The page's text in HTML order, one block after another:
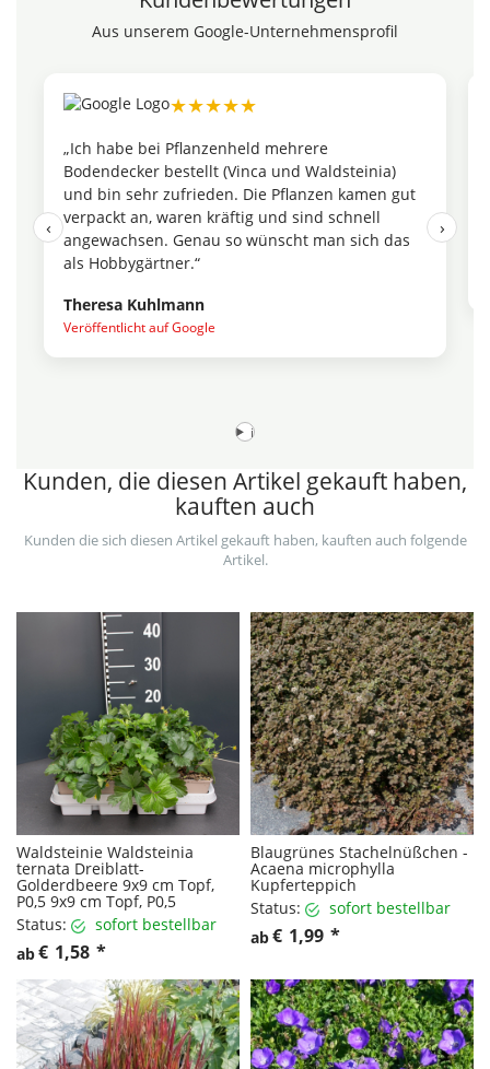
Aus unserem Google-Unternehmensprofil
★★★★★
„Ich habe bei Pflanzenheld mehrere
Bodendecker bestellt (Vinca und Waldsteinia)
und bin sehr zufrieden. Die Pflanzen kamen gut
verpackt an, waren kräftig und sind schnell
angewachsen. Genau so wünscht man sich das
als Hobbygärtner.“
Theresa Kuhlmann
Veröffentlicht auf Google
ich
‹ ›
i
Kunden, die diesen Artikel gekauft haben,
kauften auch
Kunden die sich diesen Artikel gekauft haben, kauften auch folgende
Artikel.
Waldsteinie Waldsteinia
ternata Dreiblatt-
Golderdbeere 9x9 cm Topf,
P0,5 9x9 cm Topf, P0,5
Status:
sofort bestellbar
ab€ 1,58 *
Blaugrünes Stachelnüßchen -
Acaena microphylla
Kupferteppich
Status:
sofort bestellbar
ab€ 1,99 *